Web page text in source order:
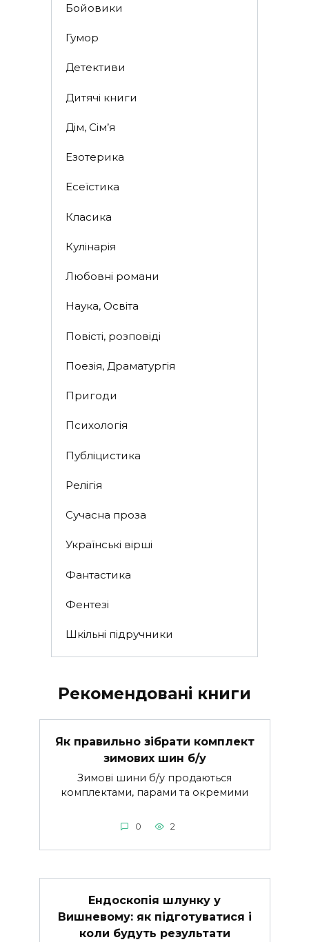
Бойовики
Гумор
Детективи
Дитячі книги
Дім, Сім’я
Езотерика
Есеїстика
Класика
Кулінарія
Любовні романи
Наука, Освіта
Повісті, розповіді
Поезія, Драматургія
Пригоди
Психологія
Публіцистика
Релігія
Сучасна проза
Українські вірші
Фантастика
Фентезі
Шкільні підручники
Рекомендовані книги
Як правильно зібрати комплект
зимових шин б/у
Зимові шини б/у продаються
комплектами, парами та окремими
0 2
Ендоскопія шлунку у
Вишневому: як підготуватися і
коли будуть результати